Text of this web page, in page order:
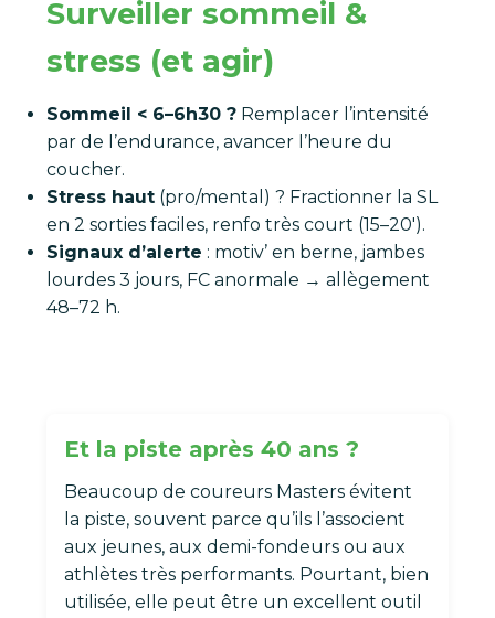
Surveiller sommeil &
stress (et agir)
Sommeil < 6–6h30 ? Remplacer l’intensité
par de l’endurance, avancer l’heure du
coucher.
Stress haut (pro/mental) ? Fractionner la SL
en 2 sorties faciles, renfo très court (15–20′).
Signaux d’alerte : motiv’ en berne, jambes
lourdes 3 jours, FC anormale → allègement
48–72 h.
Et la piste après 40 ans ?
Beaucoup de coureurs Masters évitent
la piste, souvent parce qu’ils l’associent
aux jeunes, aux demi-fondeurs ou aux
athlètes très performants. Pourtant, bien
utilisée, elle peut être un excellent outil